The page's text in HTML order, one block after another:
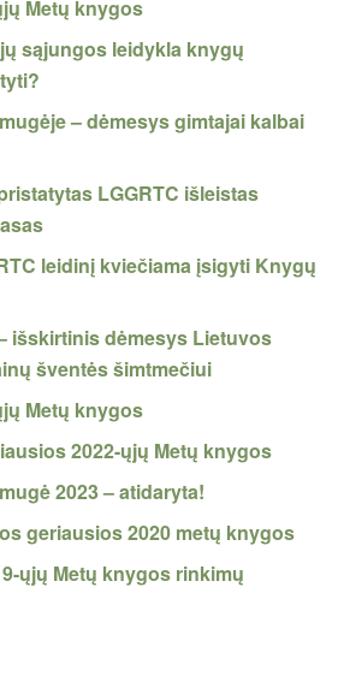
Metų knygos
sąjungos leidykla knygų
– dėmesys gimtajai kalbai
LGGRTC išleistas
leidinį kviečiama įsigyti Knygų
išskirtinis dėmesys Lietuvos
šventės šimtmečiui
Metų knygos
2022-ųjų Metų knygos
2023 – atidaryta!
geriausios 2020 metų knygos
ųjų Metų knygos rinkimų